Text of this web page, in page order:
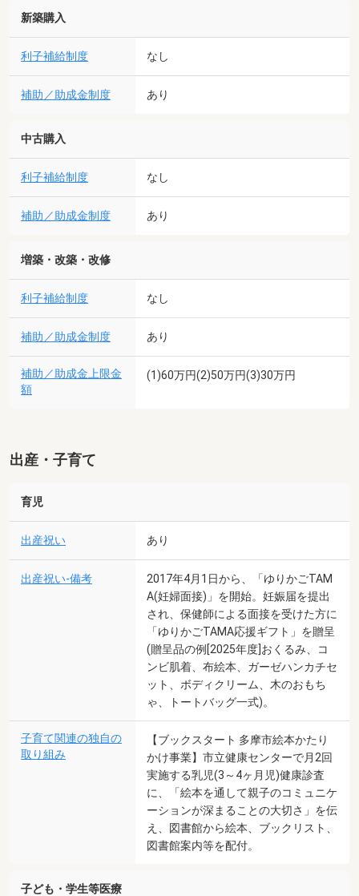
新築購入
利子補給制度 なし
補助／助成金制度 あり
中古購入
利子補給制度 なし
補助／助成金制度 あり
増築・改築・改修
利子補給制度 なし
補助／助成金制度 あり
補助／助成金上限金
額
(1)60万円(2)50万円(3)30万円
出産・子育て
育児
出産祝い あり
出産祝い-備考
2017年4月1日から、「ゆりかごTAM
A(妊婦面接)」を開始。妊娠届を提出
され、保健師による面接を受けた方に
「ゆりかごTAMA応援ギフト」を贈呈
(贈呈品の例[2025年度]おくるみ、コ
ンビ肌着、布絵本、ガーゼハンカチセ
ット、ボディクリーム、木のおもち
ゃ、トートバッグ一式)。
子育て関連の独自の
取り組み
【ブックスタート 多摩市絵本かたり
かけ事業】市立健康センターで月2回
実施する乳児(3～4ヶ月児)健康診査
に、「絵本を通して親子のコミュニケ
ーションが深まることの大切さ」を伝
え、図書館から絵本、ブックリスト、
図書館案内等を配付。
子ども・学生等医療